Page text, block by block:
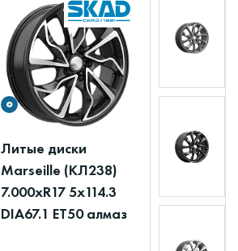
Литые диски
Marseille (КЛ238)
7.000xR17 5x114.3
DIA67.1 ET50 алмаз